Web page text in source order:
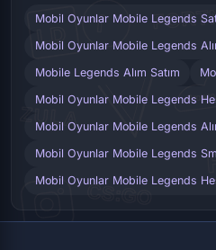
Mobil Oyunlar Mobile Legends
Mobil Oyunlar Mobile Legends
Mobile Legends Alım Satım
Mobil Oyunlar Mobile Legends
Mobil Oyunlar Mobile Legends
Mobil Oyunlar Mobile Legends
Mobil Oyunlar Mobile Legends